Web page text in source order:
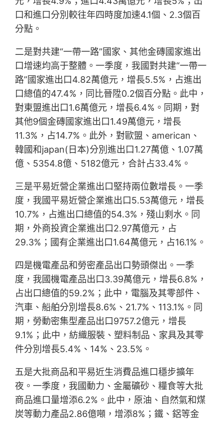
口和進口分別較往年四時度加速4.1個、2.3個百
分點。
二是對共建“一帶一路”國家、其他金磚國家進出
口增速均高于整體。一季度，我國對共建“一帶一
路”國家進出口4.82萬億元，增長5.5%，占進出
口總值的47.4%，同比晉陞0.2個百分點。此中，
對東盟進出口1.6萬億元，增長6.4%。同期，對
其他9個金磚國家進出口1.49萬億元，增長
11.3%，占14.7%。此外，對歐盟、american、
韓國和japan(日本)分別進出口1.27萬億、1.07萬
億、5354.8億、5182億元，合計占33.4%。
三是平易近營企業進出口堅持兩位數增長。一季
度，我國平易近營企業進出口5.53萬億元，增長
10.7%，占進出口總值的54.3%，殘山剩水。同
期，外商投資企業進出口2.97萬億元，占
29.3%；國有企業進出口1.64萬億元，占16.1%。
四是機電產品和勞密產品出口勢頭傑出。一季
度，我國機電產品出口3.39萬億元，增長6.8%，
占出口總值的59.2%；此中，電腦及其零部件、
汽車、船舶分別增長8.6%、21.7%、113.1%。同
期，勞動密集型產品出口9757.2億元，增長
9.1%；此中，紡織服裝、塑料制品、家具及其零
件分別增長5.4%、14%、23.5%。
五是大批商品和平易近生消費品進口穩步擴年
夜。一季度，我國動力、金屬礦砂、糧食等大批
商品進口量增添6.2%。此中，原油、自然氣和煤
炭等動力產品2.86億噸，增添8%；鐵、鋁等金